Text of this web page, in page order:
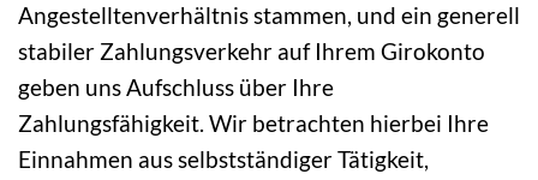
Angestelltenverhältnis stammen, und ein generell
stabiler Zahlungsverkehr auf Ihrem Girokonto
geben uns Aufschluss über Ihre
Zahlungsfähigkeit. Wir betrachten hierbei Ihre
Einnahmen aus selbstständiger Tätigkeit,